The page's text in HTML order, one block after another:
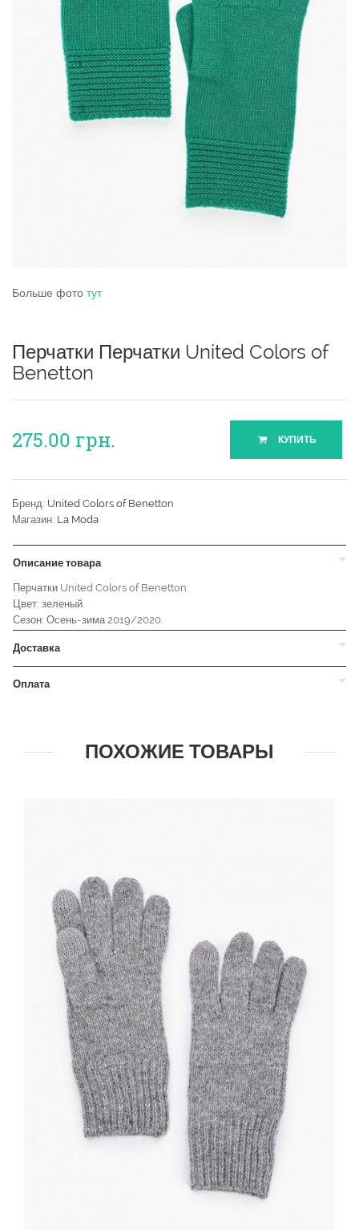
Больше фото тут
Перчатки Перчатки United Colors of
Benetton
275.00 грн. КУПИТЬ
Бренд: United Colors of Benetton
Магазин: La Moda
Описание товара
Перчатки United Colors of Benetton.
Цвет: зеленый.
Сезон: Осень-зима 2019/2020.
Доставка
Оплата
ПОХОЖИЕ ТОВАРЫ